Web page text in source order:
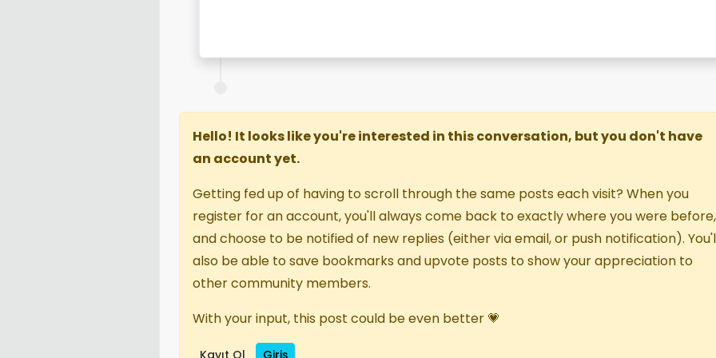
Hello! It looks like you're interested in this conversation, but you don't have
an account yet.
Getting fed up of having to scroll through the same posts each visit? When you
register for an account, you'll always come back to exactly where you were before,
and choose to be notified of new replies (either via email, or push notification).
also be able to save bookmarks and upvote posts to show your appreciation to
other community members.
With your input, this post could be even better 💗